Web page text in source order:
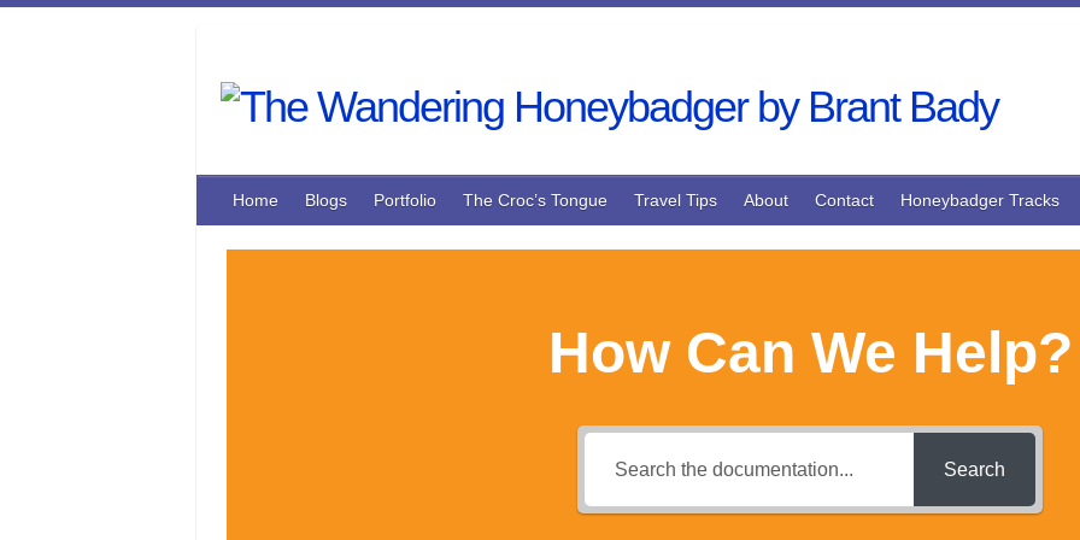
Home Blogs Portfolio The Croc’s Tongue Travel Tips About Contact Honeybadger Tracks
How Can We Help?
Search